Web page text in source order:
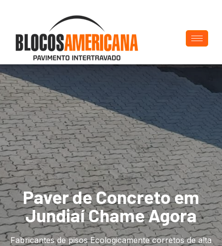
Paver de Concreto em
Jundiaí Chame Agora
Fabricantes de pisos Ecologicamente corretos de alta